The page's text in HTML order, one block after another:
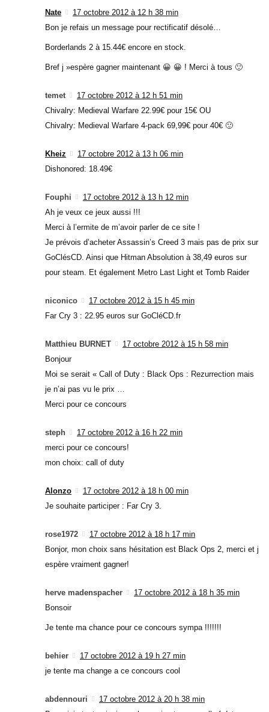
Nate
17 octobre 2012 à 12 h 38 min
Bon je refais un message pour rectificatif désolé…
Borderlands 2 à 15.44€ encore en stock.
Bref j »espère gagner maintenant 😀 😀 ! Merci à tous 🙂
temet
17 octobre 2012 à 12 h 51 min
Chivalry: Medieval Warfare 22.99€ pour 15€ OU
Chivalry: Medieval Warfare 4-pack 69,99€ pour 40€ 🙂
Kheiz
17 octobre 2012 à 13 h 06 min
Dishonored: 18.49€
Fouphi
17 octobre 2012 à 13 h 12 min
Ah je veux ce jeux aussi !!!
Merci à l’ermite de m’avoir parler de ce site !
Je prévois d’acheter Assassin’s Creed 3 mais pas de prix sur
GoClésCD. Ainsi que Hitman Absolution à 38,49 euros sur
pour steam. Et également Metro Last Light et Tomb Raider
niconico
17 octobre 2012 à 15 h 45 min
Far Cry 3 : 22.95 euros sur GoCléCD.fr
Matthieu BURNET
17 octobre 2012 à 15 h 58 min
Bonjour
Moi se serait « Call of Duty : Black Ops : Rezurrection mais
je n’ai pas vu le prix …
Merci pour ce concours
steph
17 octobre 2012 à 16 h 22 min
merci pour ce concours!
mon choix: call of duty
Alonzo
17 octobre 2012 à 18 h 00 min
Je souhaite participer : Far Cry 3.
rose1972
17 octobre 2012 à 18 h 17 min
Bonjor, mon choix sans hésitation est Black Ops 2, merci et j
espère vraiment gagner!
herve madenspacher
17 octobre 2012 à 18 h 35 min
Bonsoir
Je tente ma chance pour ce concours sympa !!!!!!!
behier
17 octobre 2012 à 19 h 27 min
je tente ma change a ce concours cool
abdennouri
17 octobre 2012 à 20 h 38 min